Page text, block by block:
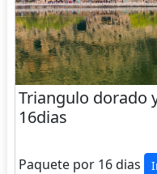
Triangulo dorado
16dias
Paquete por 16 dias